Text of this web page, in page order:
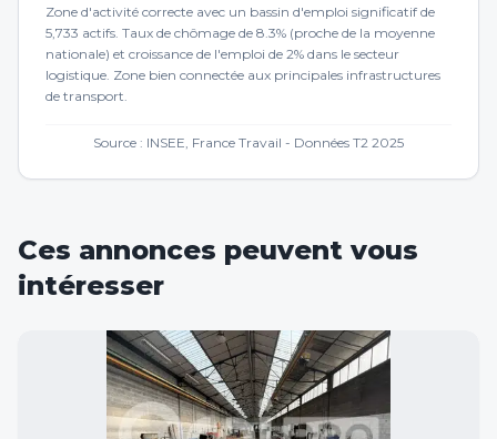
Zone d'activité correcte avec un bassin d'emploi significatif de
5,733 actifs. Taux de chômage de 8.3% (proche de la moyenne
nationale) et croissance de l'emploi de 2% dans le secteur
logistique. Zone bien connectée aux principales infrastructures
de transport.
Source : INSEE, France Travail - Données T2 2025
Ces annonces peuvent vous
intéresser